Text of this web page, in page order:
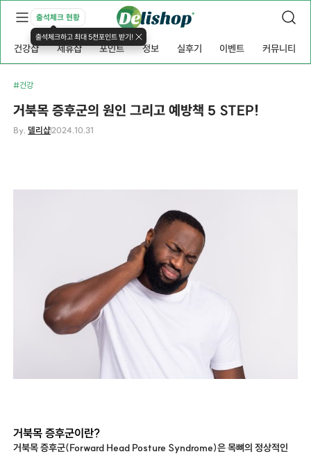
출석체크 현황
출석체크하고 최대 5천포인트 받기!
건강샵 제휴샵 포인트 정보 실후기 이벤트 커뮤니티
#건강
거북목 증후군의 원인 그리고 예방책 5 STEP!
By. 델리샵2024.10.31
거북목 증후군이란?
거북목 증후군(Forward Head Posture Syndrome)은 목뼈의 정상적인